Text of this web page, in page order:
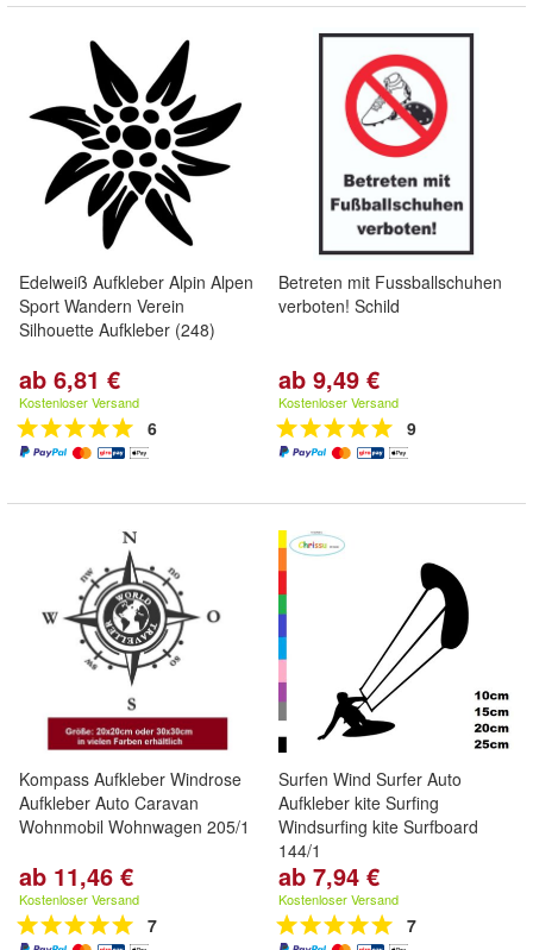
Edelweiß Aufkleber Alpin Alpen
Sport Wandern Verein
Silhouette Aufkleber (248)
ab 6,81 €
Kostenloser Versand
6
Betreten mit Fussballschuhen
verboten! Schild
ab 9,49 €
Kostenloser Versand
9
Kompass Aufkleber Windrose
Aufkleber Auto Caravan
Wohnmobil Wohnwagen 205/1
ab 11,46 €
Kostenloser Versand
7
Surfen Wind Surfer Auto
Aufkleber kite Surfing
Windsurfing kite Surfboard
144/1
ab 7,94 €
Kostenloser Versand
7